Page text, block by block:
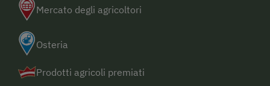
Mercato degli agricoltori
Osteria
Prodotti agricoli premiati